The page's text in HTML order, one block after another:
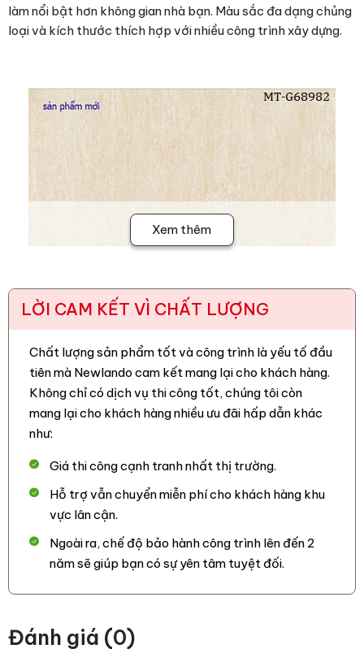
làm nổi bật hơn không gian nhà bạn. Màu sắc đa dạng chủng
loại và kích thước thích hợp với nhiều công trình xây dựng.
Xem thêm
LỜI CAM KẾT VÌ CHẤT LƯỢNG
Chất lượng sản phẩm tốt và công trình là yếu tố đầu
tiên mà Newlando cam kết mang lại cho khách hàng.
Không chỉ có dịch vụ thi công tốt, chúng tôi còn
mang lại cho khách hàng nhiều ưu đãi hấp dẫn khác
như:
Giá thi công cạnh tranh nhất thị trường.
Hỗ trợ vẫn chuyển miễn phí cho khách hàng khu
vực lân cận.
Ngoài ra, chế độ bảo hành công trình lên đến 2
năm sẽ giúp bạn có sự yên tâm tuyệt đối.
Đánh giá (0)